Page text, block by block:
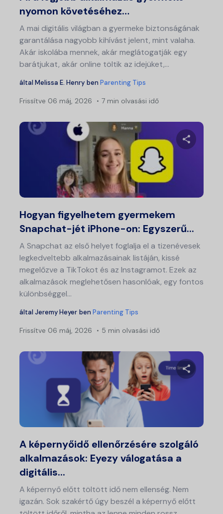
nyomon követéséhez…
A mai digitális világban a gyermeke biztonságának
garantálása nagyobb kihívást jelent, mint valaha.
Akár iskolába mennek, akár meglátogatják egy
barátjukat, akár online töltik az idejüket,...
által Melissa E. Henry ben Parenting Tips
Frissítve 06 máj, 2026 7 min olvasási idő
Hogyan figyelhetem gyermekem
Snapchat-jét iPhone-on: Egyszerű...
A Snapchat az első helyet foglalja el a tizenévesek
legkedveltebb alkalmazásainak listáján, kissé
megelőzve a TikTokot és az Instagramot. Ezek az
alkalmazások meglehetősen hasonlóak, egy fontos
különbséggel...
által Jeremy Heyer ben Parenting Tips
Frissítve 06 máj, 2026 5 min olvasási idő
A képernyőidő ellenőrzésére szolgáló
alkalmazások: Eyezy válogatása a
digitális...
A képernyő előtt töltött idő nem ellenség. Nem
igazán. Sok szakértő úgy beszél a képernyő előtt